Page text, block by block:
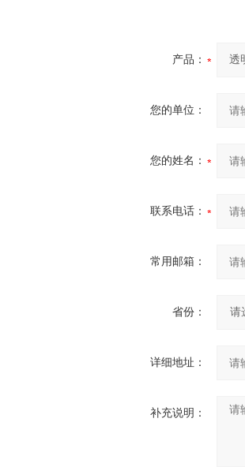
产品：
您的单位：
您的姓名：
联系电话：
常用邮箱：
省份：
详细地址：
补充说明：